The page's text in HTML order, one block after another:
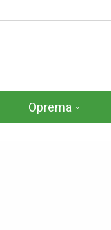
Oprema